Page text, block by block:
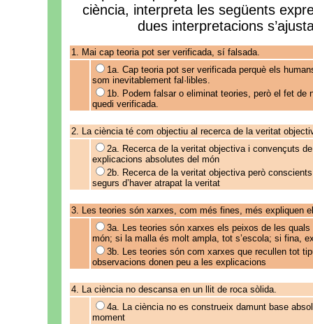
ciència, interpreta les següents
dues interpretacions
1. Mai cap teoria pot ser verificada, sí falsada.
1a. Cap teoria pot ser verificada perquè els
som inevitablement fal·libles.
1b. Podem falsar o eliminat teories, però el fet de
quedi verificada.
2. La ciència té com objectiu al recerca de la veritat
2a. Recerca de la veritat objectiva i convençuts
explicacions absolutes del món
2b. Recerca de la veritat objectiva però
segurs d’haver atrapat la veritat
3. Les teories són xarxes, com més fines, més expliquen
3a. Les teories són xarxes els peixos de les
món; si la malla és molt ampla, tot s’escola; si fina,
3b. Les teories són com xarxes que recullen tot
observacions donen peu a les explicacions
4. La ciència no descansa en un llit de roca sòlida.
4a. La ciència no es construeix damunt base
moment